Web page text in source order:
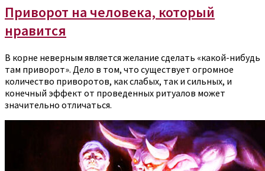
Приворот на человека, который
нравится
В корне неверным является желание сделать «какой-нибудь
там приворот». Дело в том, что существует огромное
количество приворотов, как слабых, так и сильных, и
конечный эффект от проведенных ритуалов может
значительно отличаться.